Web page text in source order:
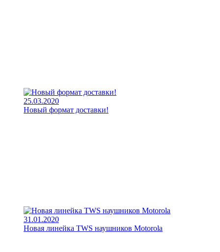
25.03.2020
Новый формат доставки!
31.01.2020
Новая линейка TWS наушников Motorola